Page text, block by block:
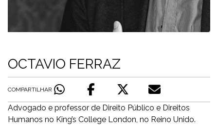
OCTAVIO FERRAZ
COMPARTILHAR
Advogado e professor de Direito Público e Direitos
Humanos no King’s College London, no Reino Unido.